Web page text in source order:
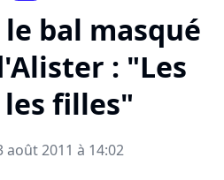
bal masqué
: "Les
les filles"
août 2011 à 14:02